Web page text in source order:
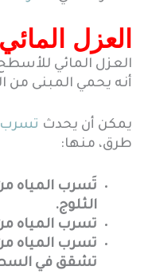
العزل
العزل المائي
أنه يحمي المبنى من
يمكن أن يحدث تسرب
طرق، منها:
تَسرب المياه
الثلوج.
تسرب المياه
تسرب المياه
تشقق في